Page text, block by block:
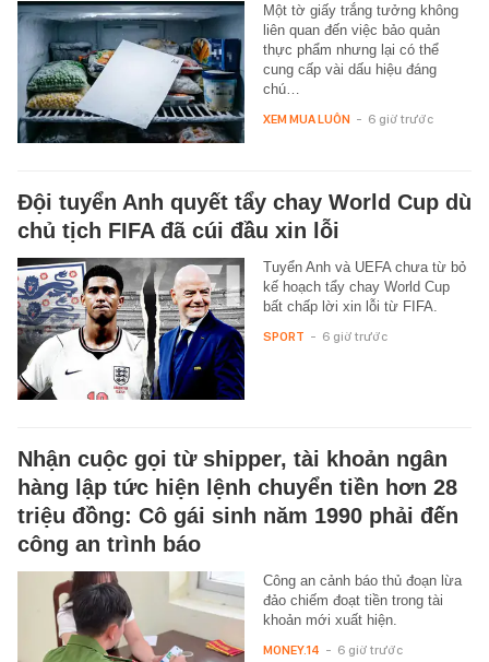
Một tờ giấy trắng tưởng không
liên quan đến việc bảo quản
thực phẩm nhưng lại có thể
cung cấp vài dấu hiệu đáng
chú…
XEM MUA LUÔN - 6 giờ trước
Đội tuyển Anh quyết tẩy chay World Cup dù
chủ tịch FIFA đã cúi đầu xin lỗi
Tuyển Anh và UEFA chưa từ bỏ
kế hoạch tẩy chay World Cup
bất chấp lời xin lỗi từ FIFA.
SPORT - 6 giờ trước
Nhận cuộc gọi từ shipper, tài khoản ngân
hàng lập tức hiện lệnh chuyển tiền hơn 28
triệu đồng: Cô gái sinh năm 1990 phải đến
công an trình báo
Công an cảnh báo thủ đoạn lừa
đảo chiếm đoạt tiền trong tài
khoản mới xuất hiện.
MONEY.14 - 6 giờ trước